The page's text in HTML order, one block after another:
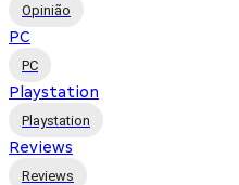
Opinião
PC
PC
Playstation
Playstation
Reviews
Reviews